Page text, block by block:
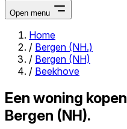
Open menu
Close menu
Zelf kopen
Home
/ Bergen (NH.)
/ Bergen (NH)
/ Beekhove
Een woning
Bergen (NH).